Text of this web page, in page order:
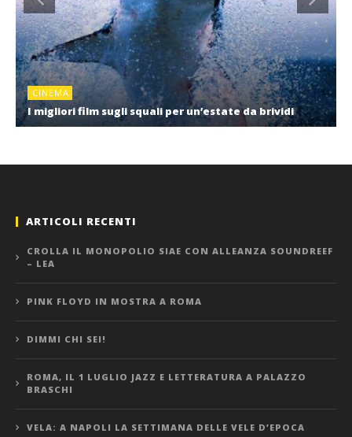
CINEMA
I migliori film sugli squali per un’estate da brividi
ARTICOLI RECENTI
CROLLA IL MONOPOLIO SIAE CON ALLEANZA SOUNDREEF
– LEA
PINK FLOYD IN MOSTRA A ROMA
DIMMI CHI SEI!
ROMA, IL 1 LUGLIO JAZZ E LETTERATURA A PALAZZO
BRASCHI
VELA: A NAPOLI LA SETTIMANA DELLE VELE D’EPOCA